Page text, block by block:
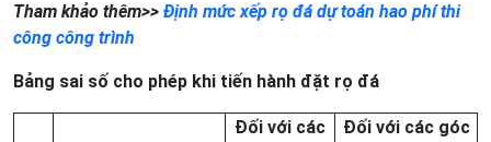
Tham khảo thêm>> Định mức xếp rọ đá dự toán hao phí thi
công công trình
Bảng sai số cho phép khi tiến hành đặt rọ đá
Đối với các
Đối với các góc